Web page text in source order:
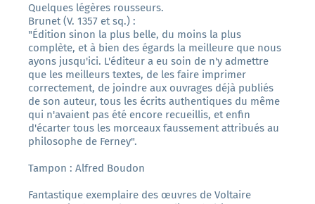
Quelques légères rousseurs.
Brunet (V. 1357 et sq.) :
"Édition sinon la plus belle, du moins la plus
complète, et à bien des égards la meilleure que nous
ayons jusqu'ici. L'éditeur a eu soin de n'y admettre
que les meilleurs textes, de les faire imprimer
correctement, de joindre aux ouvrages déjà publiés
de son auteur, tous les écrits authentiques du même
qui n'avaient pas été encore recueillis, et enfin
d'écarter tous les morceaux faussement attribués au
philosophe de Ferney".
Tampon : Alfred Boudon
Fantastique exemplaire des œuvres de Voltaire